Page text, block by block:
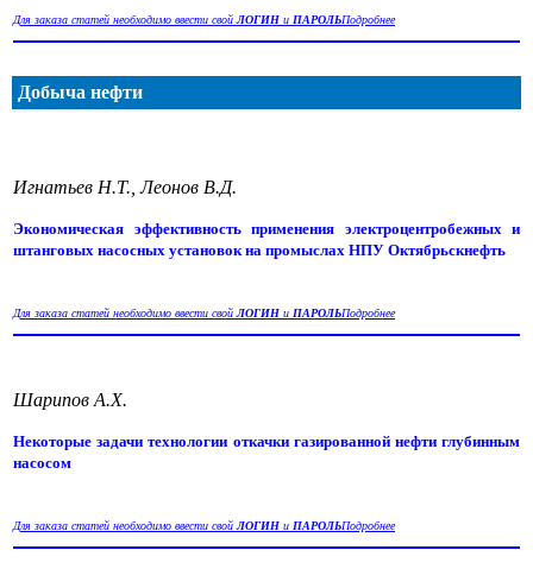
Для заказа статей необходимо ввести свойЛОГИН и ПАРОЛЬПодробнее
Добыча нефти
Игнатьев Н.Т., Леонов В.Д.
Экономическая эффективность применения электроцентробежных и
штанговых насосных установок на промыслах НПУ Октябрьскнефть
Для заказа статей необходимо ввести свойЛОГИН и ПАРОЛЬПодробнее
Шарипов А.Х.
Некоторые задачи технологии откачки газированной нефти глубинным
насосом
Для заказа статей необходимо ввести свойЛОГИН и ПАРОЛЬПодробнее